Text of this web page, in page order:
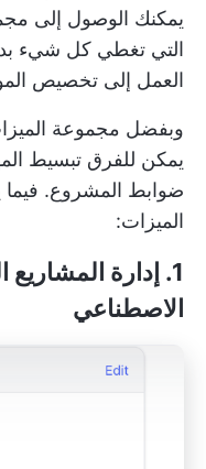
يمكنك الوصول إلى
التي تغطي كل شيء
العمل إلى تخصيص
يمكن للفرق تبسيط
ضوابط المشروع.
الميزات:
1. إدارة المشاريع
الاصطناعي